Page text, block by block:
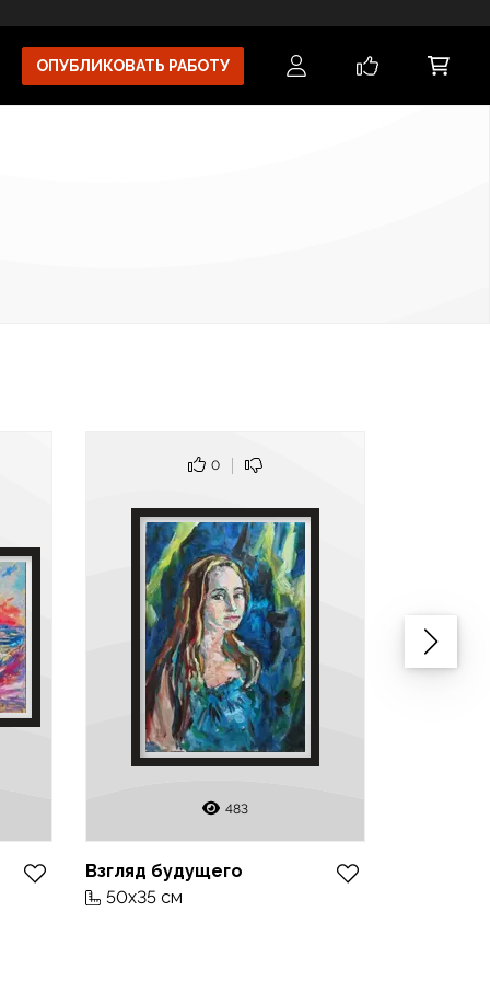
ОПУБЛИКОВАТЬ РАБОТУ
0
483
Взгляд будущего
50x35 см